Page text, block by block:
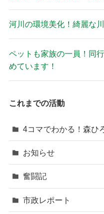
河川の環境美化！綺麗な
ペットも家族の一員！同
めています！
これまでの活動
4コマでわかる！森ひ
お知らせ
奮闘記
市政レポート